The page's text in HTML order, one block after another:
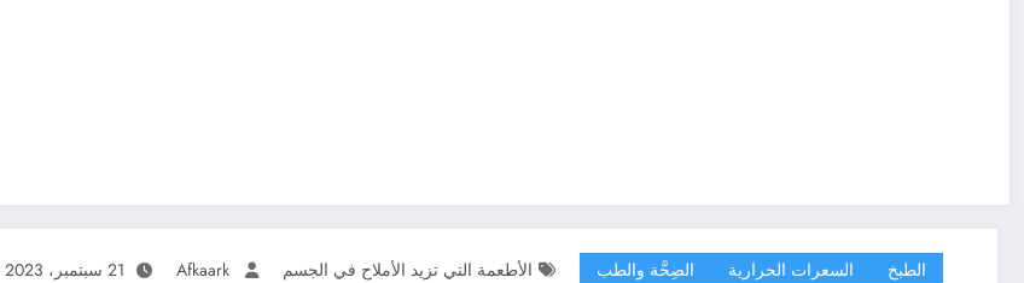
الطبخ السعرات الحرارية الصِحَّة والطب الأطعمة التي تزيد الأملاح في الجسم Afkaark 21 سبتمبر، 2023